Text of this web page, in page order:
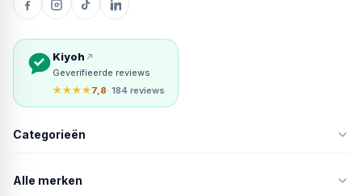
Kiyoh
Geverifieerde reviews
★★★★7,8· 184 reviews
Categorieën
Alle merken